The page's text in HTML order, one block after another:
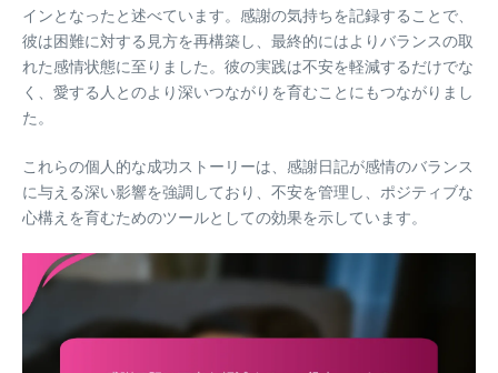
インとなったと述べています。感謝の気持ちを記録することで、
彼は困難に対する見方を再構築し、最終的にはよりバランスの取
れた感情状態に至りました。彼の実践は不安を軽減するだけでな
く、愛する人とのより深いつながりを育むことにもつながりまし
た。
これらの個人的な成功ストーリーは、感謝日記が感情のバランス
に与える深い影響を強調しており、不安を管理し、ポジティブな
心構えを育むためのツールとしての効果を示しています。